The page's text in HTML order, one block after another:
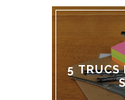
5 TRUCS